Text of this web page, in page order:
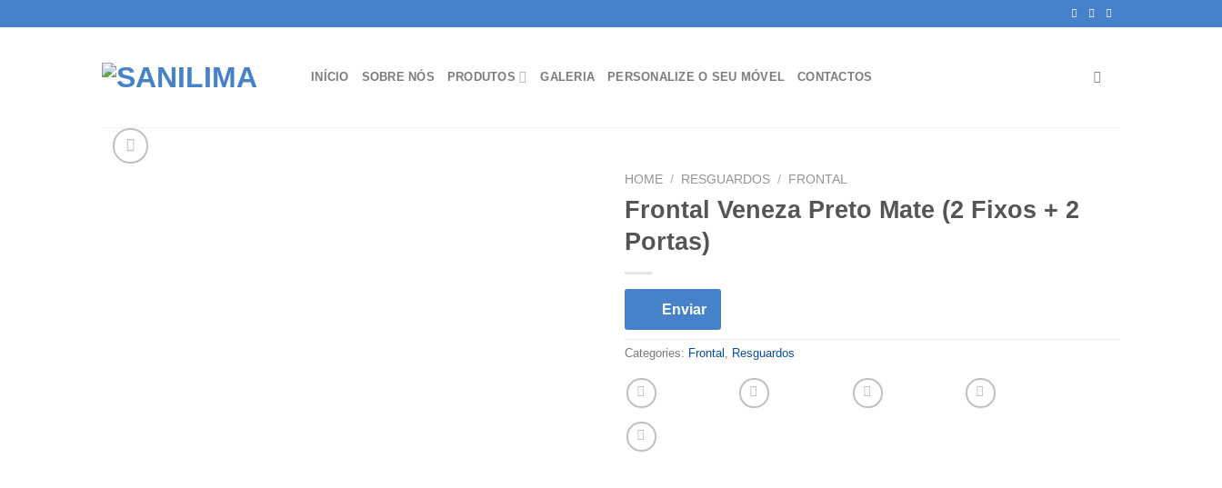
INÍCIO SOBRE NÓS PRODUTOS GALERIA PERSONALIZE O SEU MÓVEL CONTACTOS
HOME / RESGUARDOS / FRONTAL
Frontal Veneza Preto Mate (2 Fixos + 2
Portas)
Enviar
Categories: Frontal Resguardos